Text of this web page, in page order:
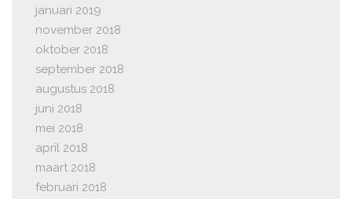
januari 2019
november 2018
oktober 2018
september 2018
augustus 2018
juni 2018
mei 2018
april 2018
maart 2018
februari 2018